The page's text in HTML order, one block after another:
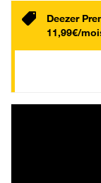
Deezer
11,99€/